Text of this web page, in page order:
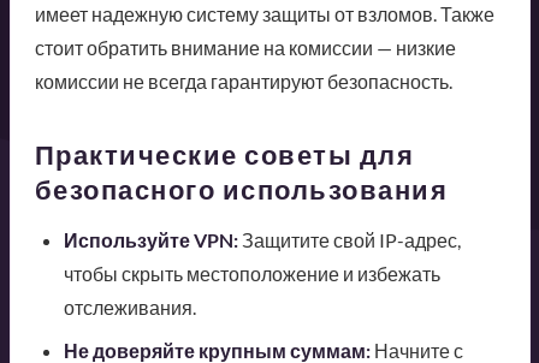
имеет надежную систему защиты от взломов. Также
стоит обратить внимание на комиссии — низкие
комиссии не всегда гарантируют безопасность.
Практические советы для
безопасного использования
Используйте VPN:Защитите свой IP-адрес,
чтобы скрыть местоположение и избежать
отслеживания.
Не доверяйте крупным суммам:Начните с